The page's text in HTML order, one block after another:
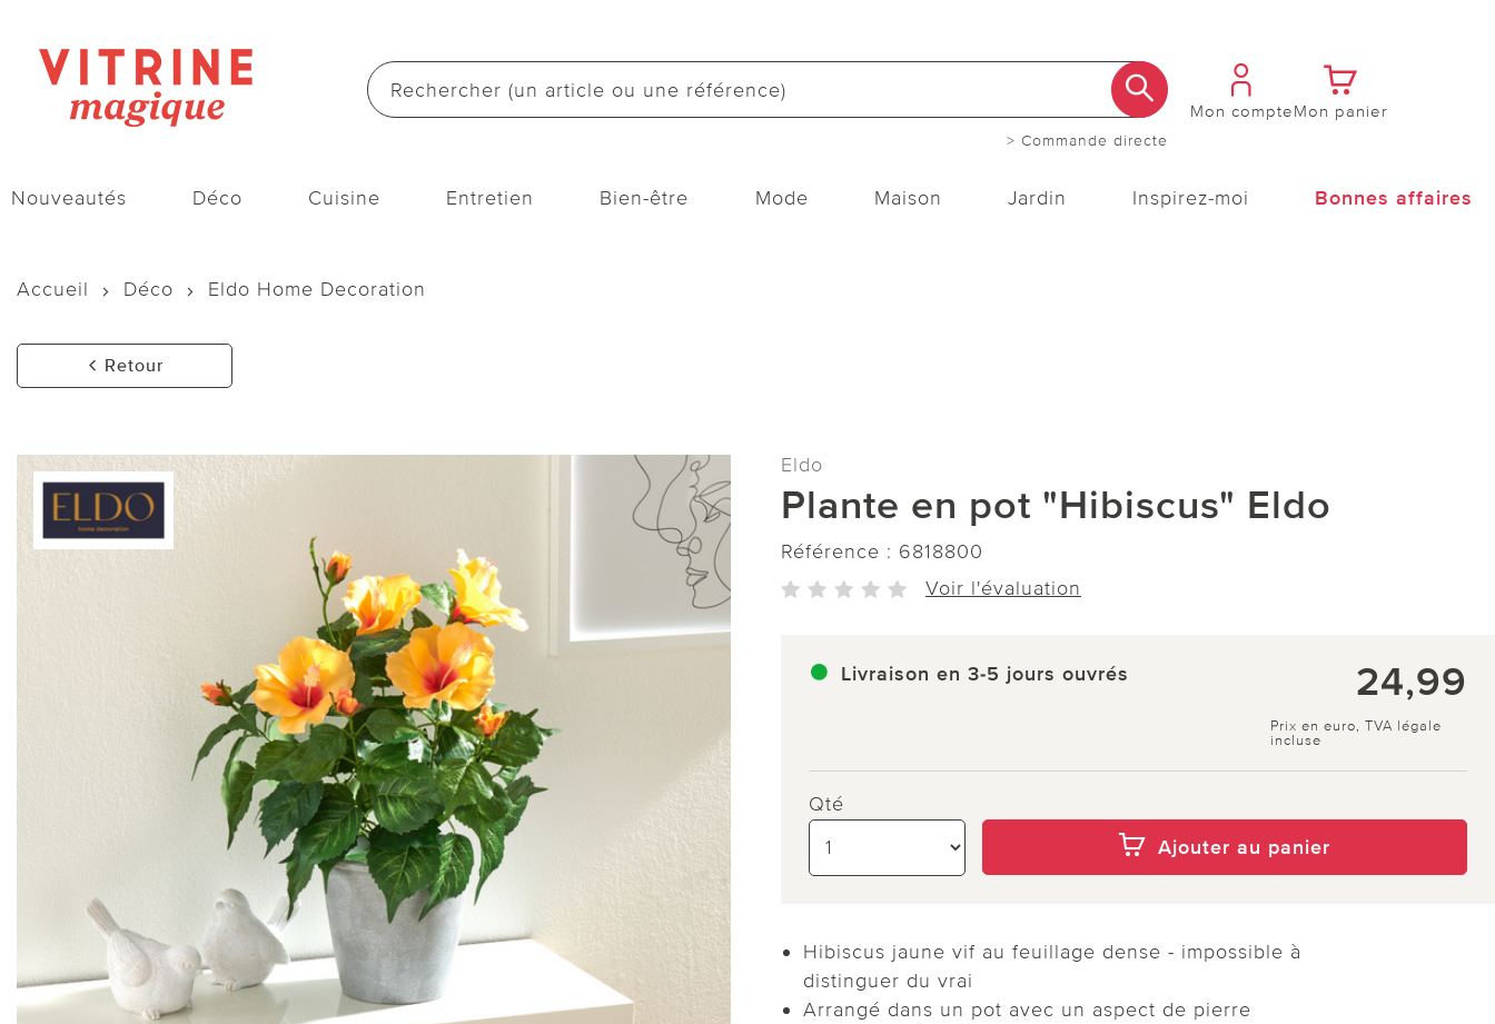
> Commande directe
Mon compteMon panier
Nouveautés Déco Cuisine Entretien Bien-être Mode Maison Jardin Inspirez-moi Bonnes affaires
Accueil Déco Eldo Home Decoration
Retour
Eldo
Plante en pot "Hibiscus" Eldo
Référence : 6818800
Voir l'évaluation
Livraison en 3-5 jours ouvrés 24,99
Prix en euro, TVA légale
incluse
Qté
Ajouter au panier
Hibiscus jaune vif au feuillage dense - impossible à
distinguer du vrai
Arrangé dans un pot avec un aspect de pierre